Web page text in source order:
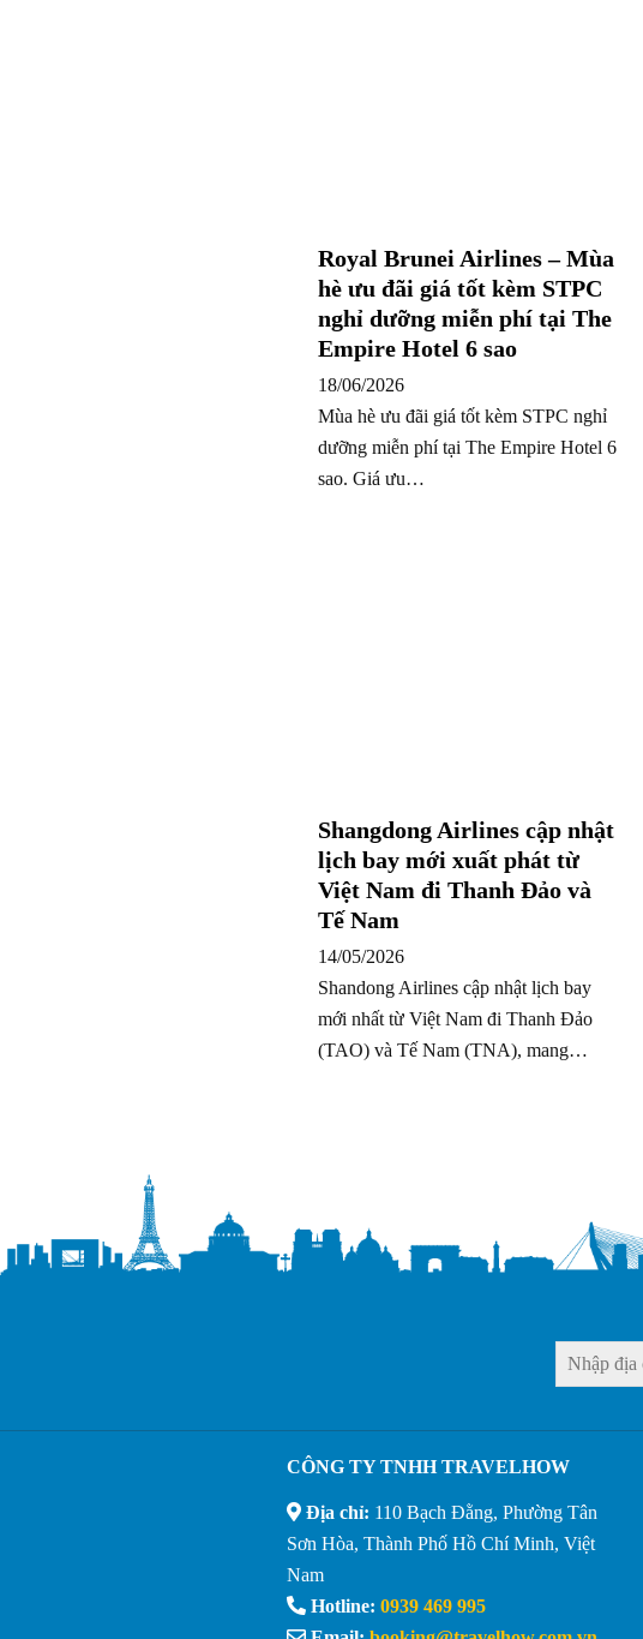
Royal Brunei Airlines – Mùa
hè ưu đãi giá tốt kèm STPC
nghỉ dưỡng miễn phí tại The
Empire Hotel 6 sao
18/06/2026
Mùa hè ưu đãi giá tốt kèm STPC nghỉ
dưỡng miễn phí tại The Empire Hotel 6
sao. Giá ưu…
Shangdong Airlines cập nhật
lịch bay mới xuất phát từ
Việt Nam đi Thanh Đảo và
Tế Nam
14/05/2026
Shandong Airlines cập nhật lịch bay
mới nhất từ Việt Nam đi Thanh Đảo
(TAO) và Tế Nam (TNA), mang…
CÔNG TY TNHH TRAVELHOW
Địa chỉ: 110 Bạch Đằng, Phường Tân
Sơn Hòa, Thành Phố Hồ Chí Minh, Việt
Nam
Hotline: 0939 469 995